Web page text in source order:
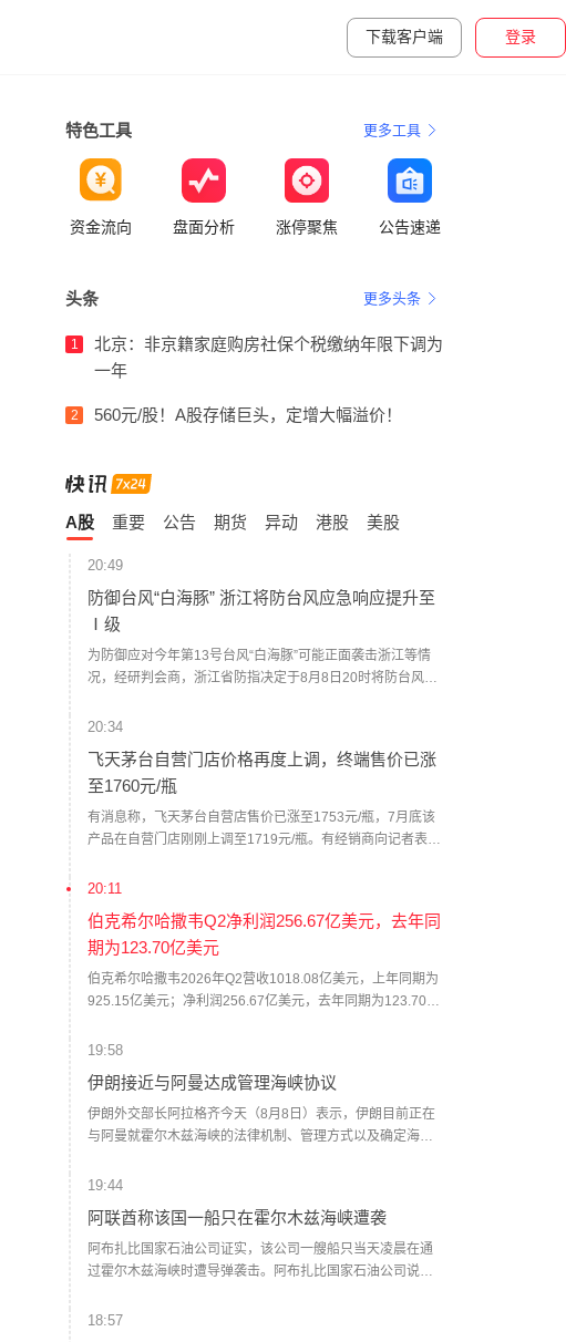
下载客户端 登录
特色工具 更多工具
资金流向 盘面分析 涨停聚焦 公告速递
头条 更多头条
1
北京：非京籍家庭购房社保个税缴纳年限下调为
一年
2 560元/股！A股存储巨头，定增大幅溢价！
A股 重要 公告 期货 异动 港股 美股
20:49
防御台风“白海豚” 浙江将防台风应急响应提升至
Ⅰ级
为防御应对今年第13号台风“白海豚”可能正面袭击浙江等情
况，经研判会商，浙江省防指决定于8月8日20时将防台风应
态，按预案方案全力做好各项防台风工作，必要时宣布进入
停运和封闭交通道路等措施。（新华社）
20:34
飞天茅台自营门店价格再度上调，终端售价已涨
至1760元/瓶
有消息称，飞天茅台自营店售价已涨至1753元/瓶，7月底该
产品在自营门店刚刚上调至1719元/瓶。有经销商向记者表
自营门店今年第二次独立提价。7月底，记者从茅台自营门店
值得一提的是，与上一次飞天茅台酒单品提价不同，除飞天
茅台之外，五星、经典版马年生肖、精品茅台三款产品售价
也有所上调，分别涨至1743元/瓶、1951元/瓶、2410元/瓶。
据了解，取消自营体系分销模式后，茅台自营体系由线下自
于掌握定价主导权。随着“i茅台”的出现，价格主导权已经从经
销商和黄牛手中转移到厂方。公司可以根据实时动态，调节
传统渠道发货与i茅台的供货节奏，在挤压灰色炒作空间的同
20:11
伯克希尔哈撒韦Q2净利润256.67亿美元，去年同
期为123.70亿美元
伯克希尔哈撒韦2026年Q2营收1018.08亿美元，上年同期为
925.15亿美元；净利润256.67亿美元，去年同期为123.70亿
元。
19:58
伊朗接近与阿曼达成管理海峡协议
伊朗外交部长阿拉格齐今天（8月8日）表示，伊朗目前正在
与阿曼就霍尔木兹海峡的法律机制、管理方式以及确定海峡
是，霍尔木兹海峡能否重新开放还取决于其他条件，包括美
过去霍尔木兹海峡存在一套分道通航制，但伊朗认为，原有
路线已经不再适合作为船舶通行路线，伊方无法接受继续使
用该路线。因此，有必要规划一套新的通航机制，不过这涉
通航路线。在新的正式通航路线最终确定之前，将首先设立
19:44
阿联酋称该国一船只在霍尔木兹海峡遭袭
阿布扎比国家石油公司证实，该公司一艘船只当天凌晨在通
过霍尔木兹海峡时遭导弹袭击。阿布扎比国家石油公司说，
船只具体类型、导弹来源以及船只受损情况等更多细节。
18:57